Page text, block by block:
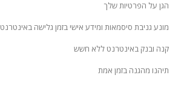
הגן על הפרטיות שלך
מונע גניבת סיסמאות ומידע אישי בזמן גלישה באינטרנט
קנה ובנק באינטרנט ללא חשש
תיהנו מהגנה בזמן אמת